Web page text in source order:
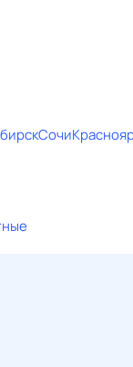
Сочи